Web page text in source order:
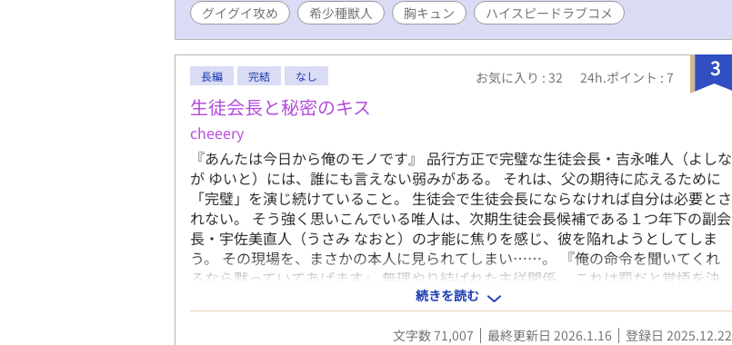
グイグイ攻め
希少種獣人 胸キュン ハイスピードラブコメ
3
長編 完結 なし お気に入り : 32 24h.ポイント : 7
生徒会長と秘密のキス
cheeery
『あんたは今日から俺のモノです』 品行方正で完璧な生徒会長・吉永唯人（よしな
が ゆいと）には、誰にも言えない弱みがある。 それは、父の期待に応えるために
「完璧」を演じ続けていること。 生徒会で生徒会長にならなければ自分は必要とさ
れない。 そう強く思いこんでいる唯人は、次期生徒会長候補である１つ年下の副会
長・宇佐美直人（うさみ なおと）の才能に焦りを感じ、彼を陥れようとしてしま
う。 その現場を、まさかの本人に見られてしまい……。 『俺の命令を聞いてくれ
るなら黙っていてあげます』 無理やり結ばれた主従関係。 これは罰だと覚悟を決
めていたが……。 「先輩の弱さをさらけ出せる場所が、ここでありたいんです」
弱音を吐けない生徒会長×グイグイ攻めのエリート後輩
続きを読む
文字数 71,007 最終更新日 2026.1.16 登録日 2025.12.22